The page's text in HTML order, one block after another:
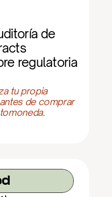
de
regulatoria
tu propia
de comprar